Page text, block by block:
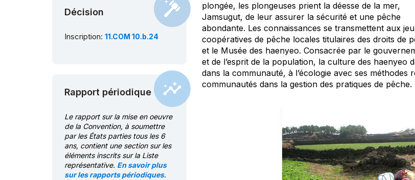
Décision
Inscription: 11.COM 10.b.24
Rapport périodique
Le rapport sur la mise en oeuvre
de la Convention, à soumettre
par les États parties tous les 6
ans, contient une section sur les
éléments inscrits sur la Liste
représentative. En savoir plus
sur les rapports périodiques.
plongée, les plongeuses prient la déesse de la mer,
Jamsugut, de leur assurer la sécurité et une pêche
abondante. Les connaissances se transmettent aux
coopératives de pêche locales titulaires des droits de
et le Musée des haenyeo. Consacrée par le
et de l’esprit de la population, la culture des haenyeo
dans la communauté, à l’écologie avec ses méthodes
communautés dans la gestion des pratiques de pêche.